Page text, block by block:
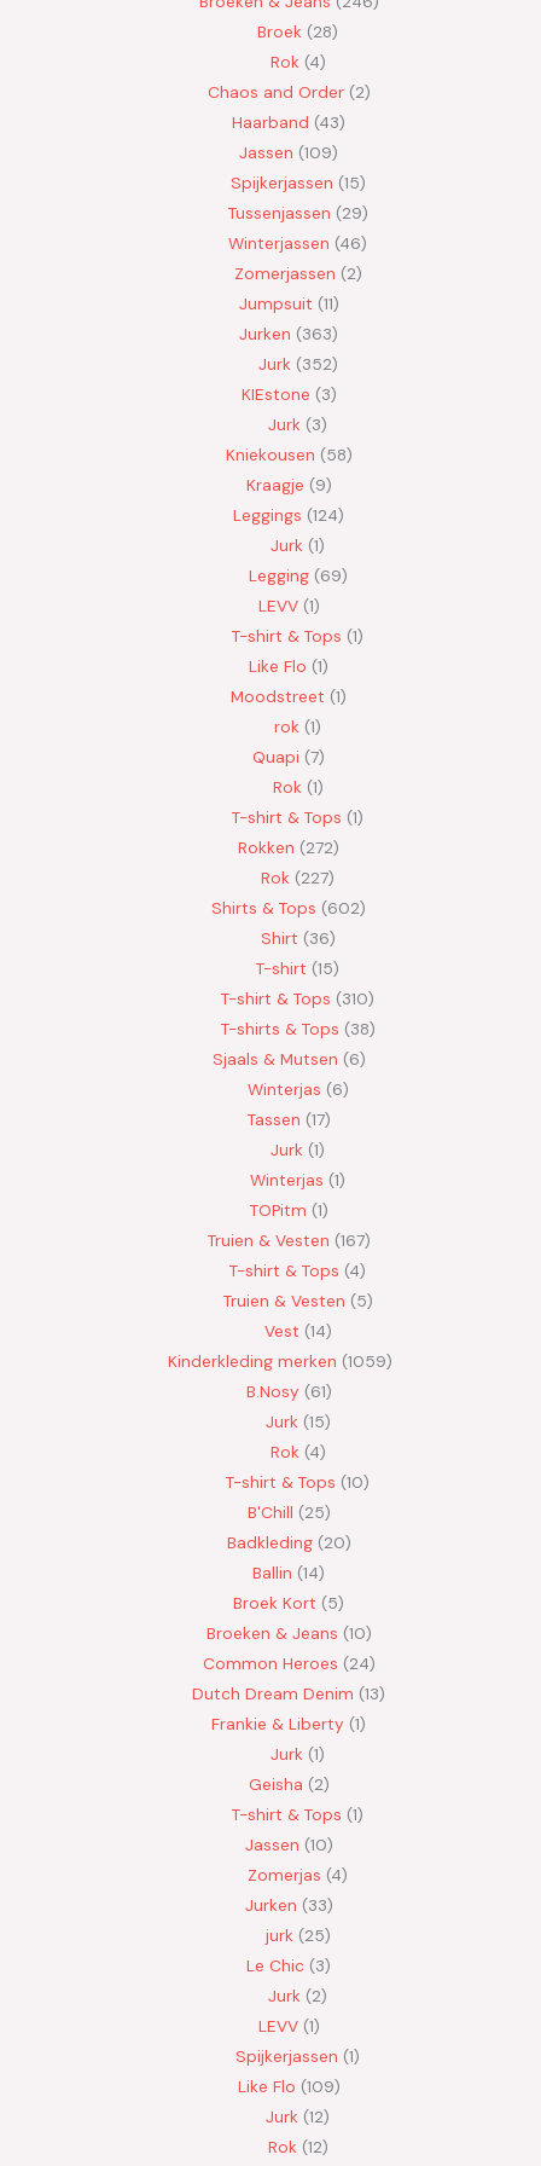
Broek 28
Rok 4
Chaos and Order 2
Haarband 43
Jassen 109
Spijkerjassen 15
Tussenjassen 29
Winterjassen 46
Zomerjassen 2
Jumpsuit 11
Jurken 363
Jurk 352
KIEstone 3
Jurk 3
Kniekousen 58
Kraagje 9
Leggings 124
Jurk 1
Legging 69
LEVV 1
T-shirt & Tops 1
Like Flo 1
Moodstreet 1
rok 1
Quapi 7
Rok 1
T-shirt & Tops 1
Rokken 272
Rok 227
Shirts & Tops 602
Shirt 36
T-shirt 15
T-shirt & Tops 310
T-shirts & Tops 38
Sjaals & Mutsen 6
Winterjas 6
Tassen 17
Jurk 1
Winterjas 1
TOPitm 1
Truien & Vesten 167
T-shirt & Tops 4
Truien & Vesten 5
Vest 14
Kinderkleding merken 1059
B.Nosy 61
Jurk 15
Rok 4
T-shirt & Tops 10
B'Chill 25
Badkleding 20
Ballin 14
Broek Kort 5
Broeken & Jeans 10
Common Heroes 24
Dutch Dream Denim 13
Frankie & Liberty 1
Jurk 1
Geisha 2
T-shirt & Tops 1
Jassen 10
Zomerjas 4
Jurken 33
jurk 25
Le Chic 3
Jurk 2
LEVV 1
Spijkerjassen 1
Like Flo 109
Jurk 12
Rok 12